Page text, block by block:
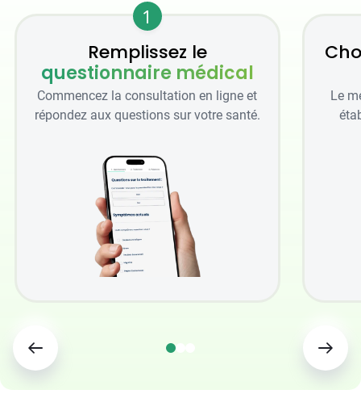
1
Remplissez le
questionnaire médical
Commencez la consultation en ligne et
répondez aux questions sur votre santé.
Le